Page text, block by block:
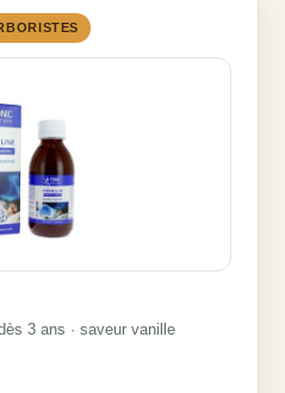
3 ans · saveur vanille